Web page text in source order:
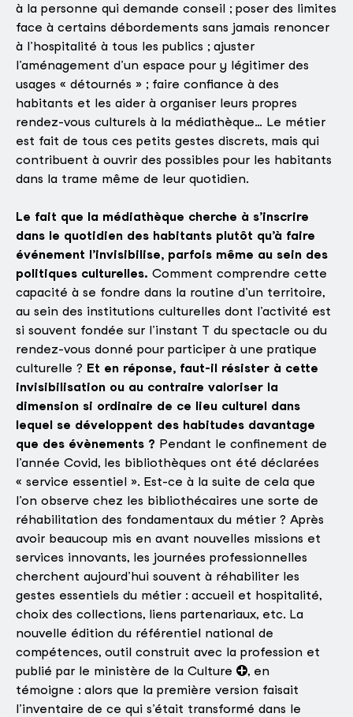
à la personne qui demande conseil ; poser des limites
face à certains débordements sans jamais renoncer
à l’hospitalité à tous les publics ; ajuster
l’aménagement d’un espace pour y légitimer des
usages « détournés » ; faire confiance à des
habitants et les aider à organiser leurs propres
rendez-vous culturels à la médiathèque… Le métier
est fait de tous ces petits gestes discrets, mais qui
contribuent à ouvrir des possibles pour les habitants
dans la trame même de leur quotidien.
Le fait que la médiathèque cherche à s’inscrire
dans le quotidien des habitants plutôt qu’à faire
événement l’invisibilise, parfois même au sein des
politiques culturelles. Comment comprendre cette
capacité à se fondre dans la routine d’un territoire,
au sein des institutions culturelles dont l’activité est
si souvent fondée sur l’instant T du spectacle ou du
rendez-vous donné pour participer à une pratique
culturelle ? Et en réponse, faut-il résister à cette
invisibilisation ou au contraire valoriser la
dimension si ordinaire de ce lieu culturel dans
lequel se développent des habitudes davantage
que des évènements ? Pendant le confinement de
l’année Covid, les bibliothèques ont été déclarées
« service essentiel ». Est-ce à la suite de cela que
l’on observe chez les bibliothécaires une sorte de
réhabilitation des fondamentaux du métier ? Après
avoir beaucoup mis en avant nouvelles missions et
services innovants, les journées professionnelles
cherchent aujourd’hui souvent à réhabiliter les
gestes essentiels du métier : accueil et hospitalité,
choix des collections, liens partenariaux, etc. La
nouvelle édition du référentiel national de
compétences, outil construit avec la profession et
publié par le ministère de la Culture
, en
témoigne : alors que la première version faisait
l’inventaire de ce qui s’était transformé dans le